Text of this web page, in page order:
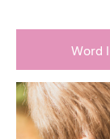
Word